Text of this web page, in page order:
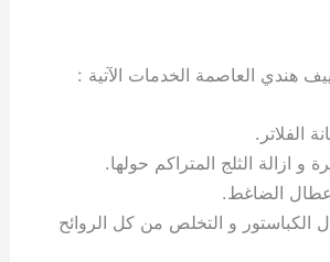
هندي العاصمة الخدمات الآتية :
الفلاتر.
و ازالة الثلج المتراكم حولها.
الضاغط.
الكباستور و التخلص من كل الروائح